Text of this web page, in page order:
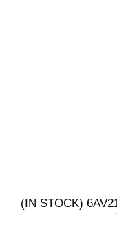
(IN STOCK)